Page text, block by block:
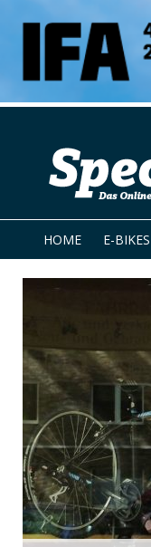
HOME E-BIKES